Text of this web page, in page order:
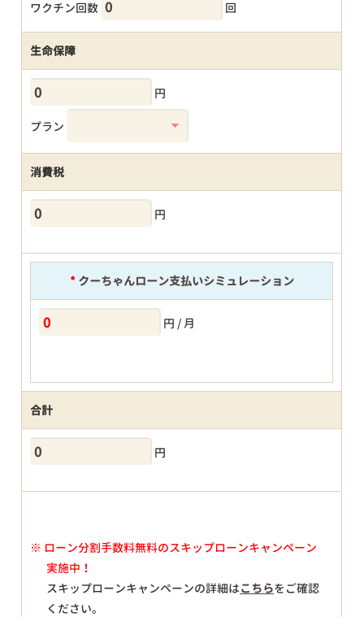
ワクチン回数
回
生命保障
円
プラン
消費税
円
*クーちゃんローン支払いシミュレーション
円 / 月
合計
円
※ ローン分割手数料無料のスキップローンキャンペーン
実施中！
スキップローンキャンペーンの詳細はこちらをご確認
ください。